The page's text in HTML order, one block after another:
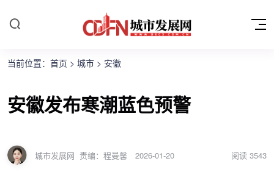
当前位置： 首页 > 城市 > 安徽
安徽发布寒潮蓝色预警
城市发展网 责编：程曼馨 2026-01-20 阅读 3543